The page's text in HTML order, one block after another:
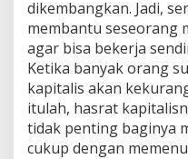
dikembangkan. Jadi,
membantu seseorang
agar bisa bekerja
Ketika banyak orang
kapitalis akan
itulah, hasrat
tidak penting baginya
cukup dengan